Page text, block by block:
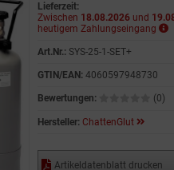
Lieferzeit:
Zwischen 18.08.2026und
heutigem Zahlungseingang
Art.Nr.: SYS-25-1-SET+
GTIN/EAN: 4060597948730
Bewertungen: (0)
Hersteller: ChattenGlut
Artikeldatenblatt drucken